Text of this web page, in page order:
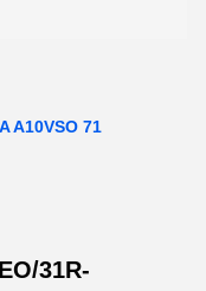
A10VSO 71
31R-